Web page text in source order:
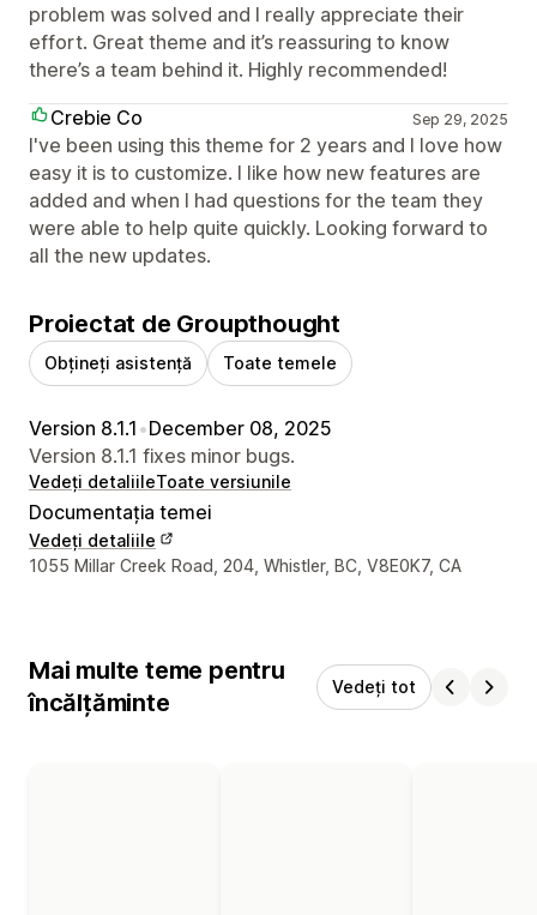
problem was solved and I really appreciate their
effort. Great theme and it’s reassuring to know
there’s a team behind it. Highly recommended!
Crebie Co
Sep 29, 2025
I've been using this theme for 2 years and I love how
easy it is to customize. I like how new features are
added and when I had questions for the team they
were able to help quite quickly. Looking forward to
all the new updates.
Proiectat de Groupthought
Obțineți asistență Toate temele
Version 8.1.1 •December 08, 2025
Version 8.1.1 fixes minor bugs.
Vedeți detaliileToate versiunile
Documentația temei
Vedeți detaliile
Detaliile de contact ale designerului
1055 Millar Creek Road, 204, Whistler, BC, V8E0K7, CA
Mai multe teme pentru
încălțăminte
Vedeți tot